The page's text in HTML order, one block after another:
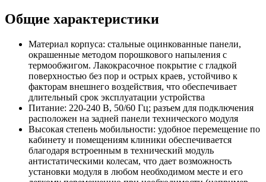
Общие характеристики
Материал корпуса: стальные оцинкованные панели,
окрашенные методом порошкового напыления с
термообжигом. Лакокрасочное покрытие с гладкой
поверхностью без пор и острых краев, устойчиво к
факторам внешнего воздействия, что обеспечивает
длительный срок эксплуатации устройства
Питание: 220-240 В, 50/60 Гц; разъем для подключения
расположен на задней панели технического модуля
Высокая степень мобильности: удобное перемещение по
кабинету и помещениям клиники обеспечивается
благодаря встроенным в технический модуль
антистатическими колесам, что дает возможность
установки модуля в любом необходимом месте и его